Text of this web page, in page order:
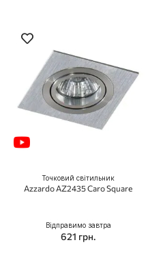
Точковий світильник
Azzardo AZ2435 Caro Square
Відправимо завтра
621 грн.